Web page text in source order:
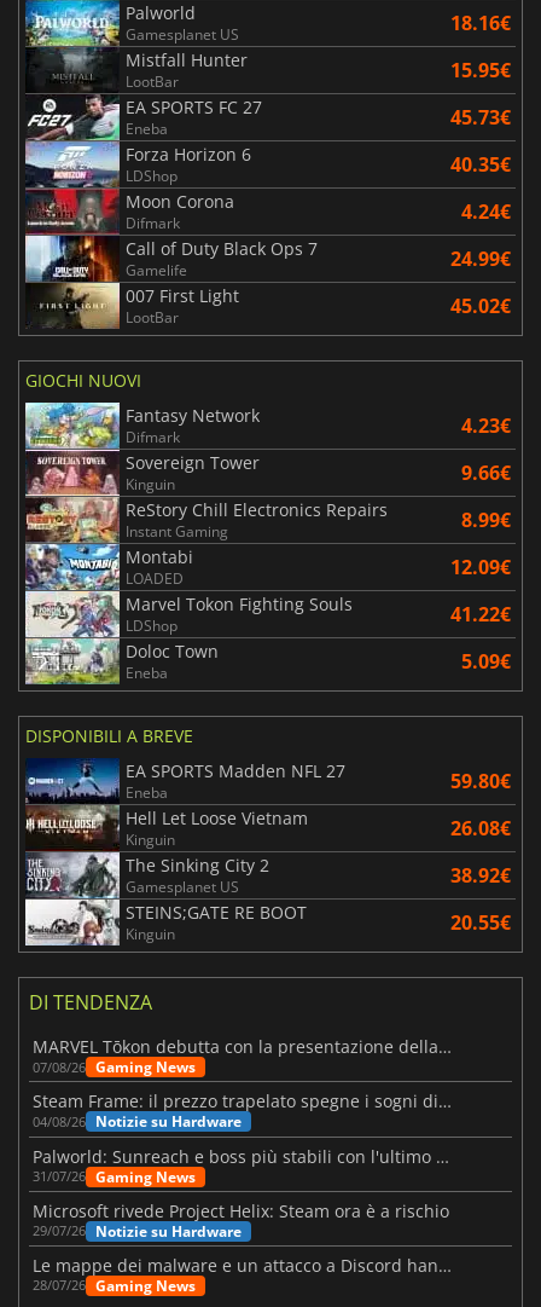
Palworld
Gamesplanet US 18.16€
Mistfall Hunter
LootBar 15.95€
EA SPORTS FC 27
Eneba 45.73€
Forza Horizon 6
LDShop 40.35€
Moon Corona
Difmark 4.24€
Call of Duty Black Ops 7
Gamelife 24.99€
007 First Light
LootBar 45.02€
GIOCHI NUOVI
Fantasy Network
Difmark 4.23€
Sovereign Tower
Kinguin 9.66€
ReStory Chill Electronics Repairs
Instant Gaming 8.99€
Montabi
LOADED 12.09€
Marvel Tokon Fighting Souls
LDShop 41.22€
Doloc Town
Eneba 5.09€
DISPONIBILI A BREVE
EA SPORTS Madden NFL 27
Eneba 59.80€
Hell Let Loose Vietnam
Kinguin 26.08€
The Sinking City 2
Gamesplanet US 38.92€
STEINS;GATE RE BOOT
Kinguin 20.55€
DI TENDENZA
MARVEL Tōkon debutta con la presentazione della roadmap per il primo anno
07/08/26 Gaming News
Steam Frame: il prezzo trapelato spegne i sogni di un VR economico
04/08/26 Notizie su Hardware
Palworld: Sunreach e boss più stabili con l'ultimo update
31/07/26 Gaming News
Microsoft rivede Project Helix: Steam ora è a rischio
29/07/26 Notizie su Hardware
Le mappe dei malware e un attacco a Discord hanno colpito Meccha Chameleon
28/07/26 Gaming News